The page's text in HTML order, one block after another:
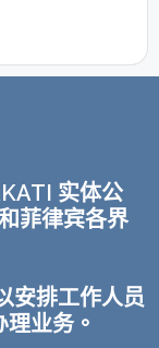
实体公
菲律宾各界
安排工作人员
业务。